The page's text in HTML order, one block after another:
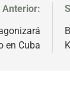
Anterior:
en Cuba